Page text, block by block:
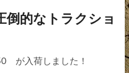
的なトラクショ
が入荷しました！